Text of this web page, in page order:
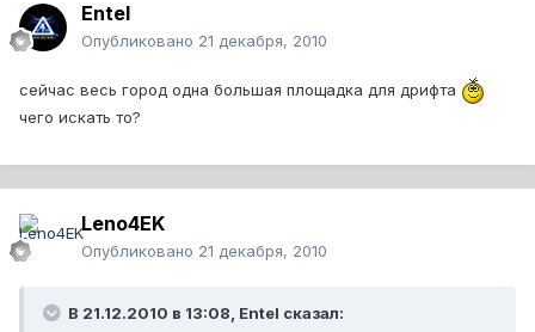
Entel
Опубликовано 21 декабря, 2010
сейчас весь город одна большая площадка для дрифта
чего искать то?
Leno4EK
Опубликовано 21 декабря, 2010
В 21.12.2010 в 13:08, Entel сказал: